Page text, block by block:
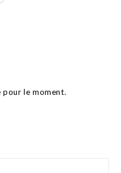
pour le moment.